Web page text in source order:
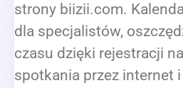
strony biizii.com.
dla specjalistów,
czasu dzięki rejestracji na
spotkania przez internet